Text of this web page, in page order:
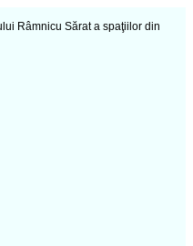
Râmnicu Sărat a spaţiilor din